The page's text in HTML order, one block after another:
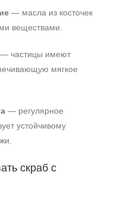
— масла из косточек
веществами.
— частицы имеют
мягкое
— регулярное
устойчивому
скраб с